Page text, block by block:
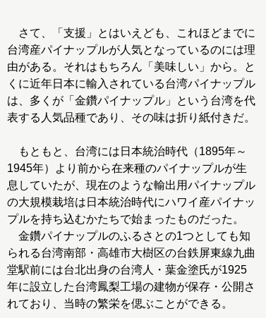
さて、「支援」とはいえども、これほどまでに
台湾産パイナップルが人気となっているのには理
由がある。それはもちろん「美味しい」から。と
くに近年日本に輸入されている台湾パイナップル
は、多くが「金鑽パイナップル」という台湾を代
表する人気品種であり、その味は折り紙付きだ。
もともと、台湾には日本統治時代（1895年～
1945年）より前から在来種のパイナップルが生
息していたが、現在のような輸出用パイナップル
の大規模栽培は日本統治時代にハワイ産パイナッ
プルを持ち込むかたちで始まったものだった。
金鑽パイナップルのふるさとの1つとしても知
られる台湾南部・高雄市大樹区の台鉄屏東線九曲
堂駅前には台北出身の台湾人・葉金塗氏が1925
年に設立した台湾鳳梨工場の建物が保存・公開さ
れており、当時の繁栄を偲ぶことができる。